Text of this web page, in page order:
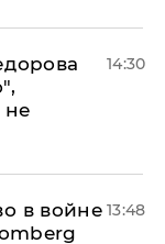
не
14:30
в войне 13:48